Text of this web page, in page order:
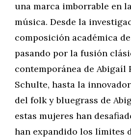
una marca imborrable en
música. Desde la
composición académica
pasando por la fusión
contemporánea de Abigaíl
Schulte, hasta la
del folk y bluegrass de
estas mujeres han
han expandido los límites